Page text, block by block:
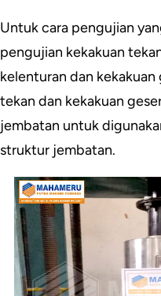
Untuk cara pengujian
pengujian kekakuan
kelenturan dan kekakuan
tekan dan kekakuan
jembatan untuk
struktur jembatan.